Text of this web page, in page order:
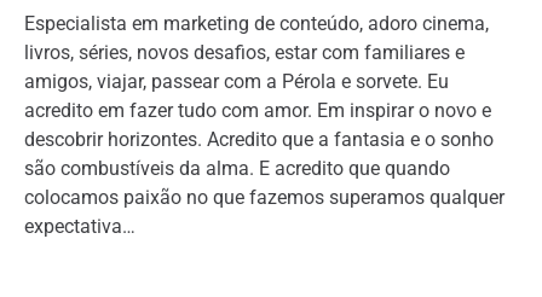
Especialista em marketing de conteúdo, adoro cinema,
livros, séries, novos desafios, estar com familiares e
amigos, viajar, passear com a Pérola e sorvete. Eu
acredito em fazer tudo com amor. Em inspirar o novo e
descobrir horizontes. Acredito que a fantasia e o sonho
são combustíveis da alma. E acredito que quando
colocamos paixão no que fazemos superamos qualquer
expectativa…